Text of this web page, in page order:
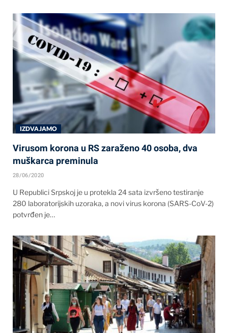
IZDVAJAMO
Virusom korona u RS zaraženo 40 osoba, dva
muškarca preminula
28/06/2020
U Republici Srpskoj je u protekla 24 sata izvršeno testiranje
280 laboratorijskih uzoraka, a novi virus korona (SARS-CoV-2)
potvrđen je…